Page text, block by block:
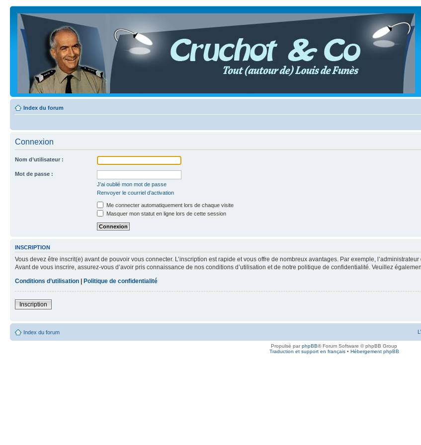
Index du forum
Connexion
Nom d’utilisateur :
Mot de passe :
J’ai oublié mon mot de passe
Renvoyer le courriel d’activation
Me connecter automatiquement lors de chaque visite
Masquer mon statut en ligne lors de cette session
INSCRIPTION
Vous devez être inscrit(e) avant de pouvoir vous connecter. L’inscription est rapide et vous offre de nombreux avantages. Par exemple,
Avant de vous inscrire, assurez-vous d’avoir pris connaissance de nos conditions d’utilisation et de notre politique de confidentialité. Veuillez
Conditions d’utilisation | Politique de confidentialité
Inscription
Index du forum
Propulsé parphpBB® Forum Software © phpBB Group
Traduction et support en français• Hébergement phpBB